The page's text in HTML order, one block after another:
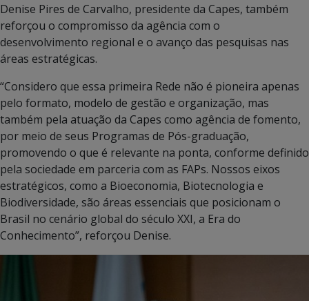
Denise Pires de Carvalho, presidente da Capes, também
reforçou o compromisso da agência com o
desenvolvimento regional e o avanço das pesquisas nas
áreas estratégicas.
“Considero que essa primeira Rede não é pioneira apenas
pelo formato, modelo de gestão e organização, mas
também pela atuação da Capes como agência de fomento,
por meio de seus Programas de Pós-graduação,
promovendo o que é relevante na ponta, conforme definido
pela sociedade em parceria com as FAPs. Nossos eixos
estratégicos, como a Bioeconomia, Biotecnologia e
Biodiversidade, são áreas essenciais que posicionam o
Brasil no cenário global do século XXI, a Era do
Conhecimento”, reforçou Denise.